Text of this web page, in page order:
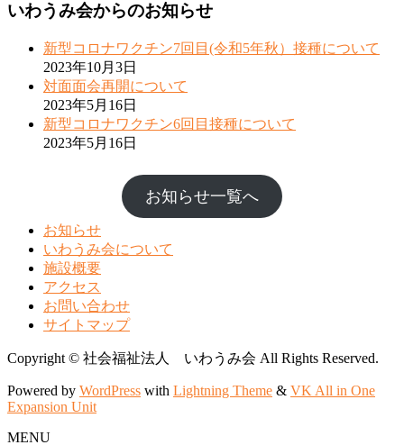
いわうみ会からのお知らせ
新型コロナワクチン7回目(令和5年秋）接種について
2023年10月3日
対面面会再開について
2023年5月16日
新型コロナワクチン6回目接種について
2023年5月16日
お知らせ一覧へ
お知らせ
いわうみ会について
施設概要
アクセス
お問い合わせ
サイトマップ
Copyright © 社会福祉法人 いわうみ会 All Rights Reserved.
Powered by WordPress with Lightning Theme & VK All in One
Expansion Unit
MENU